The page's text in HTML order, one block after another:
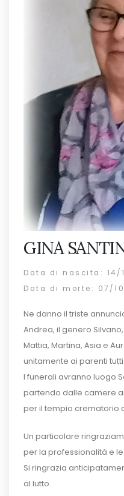
GINA
Data di nascita: 14/
Data di morte: 07/
Ne danno il triste
Andrea, il genero
Mattia, Martina, Asia e
unitamente ai parenti tutti.
I funerali avranno luogo
partendo dalle camere
per il tempio crematorio
Un particolare
per la professionalità e
Si ringrazia
al lutto.